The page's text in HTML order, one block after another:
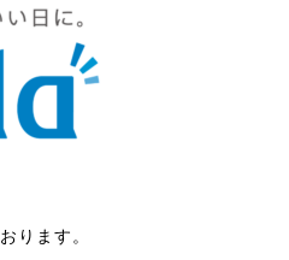
ります。